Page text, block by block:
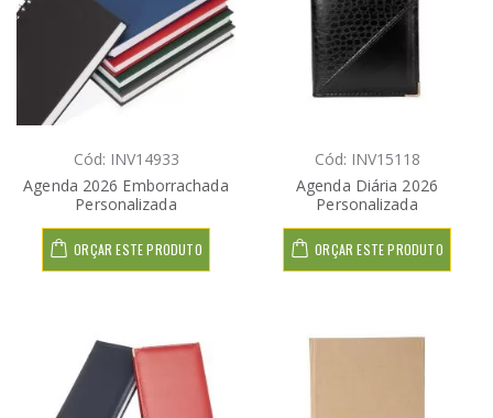
Cód: INV14933
Agenda 2026 Emborrachada
Personalizada
ORÇAR ESTE PRODUTO
Cód: INV15118
Agenda Diária 2026
Personalizada
ORÇAR ESTE PRODUTO